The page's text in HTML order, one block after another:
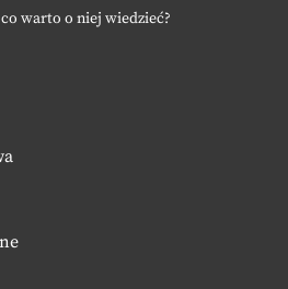
warto o niej wiedzieć?